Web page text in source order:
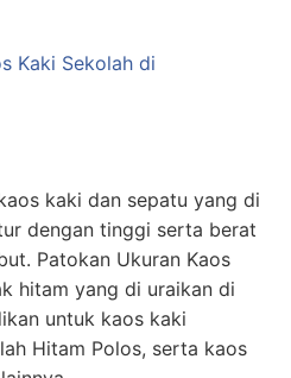
kaki dan sepatu yang di
dengan tinggi serta berat
Patokan Ukuran Kaos
hitam yang di uraikan di
untuk kaos kaki
Hitam Polos, serta kaos